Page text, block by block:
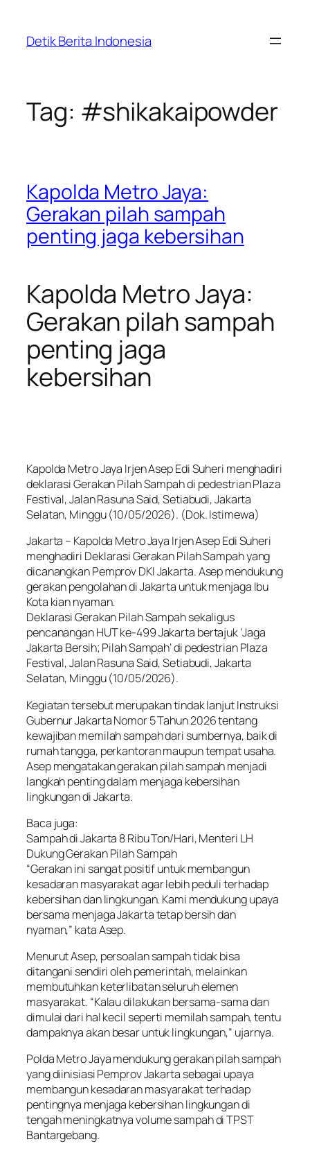
content
Detik Berita Indonesia
Tag: #shikakaipowder
Kapolda Metro Jaya:
Gerakan pilah sampah
penting jaga kebersihan
Kapolda Metro Jaya:
Gerakan pilah sampah
penting jaga
kebersihan
Kapolda Metro Jaya Irjen Asep Edi Suheri menghadiri
deklarasi Gerakan Pilah Sampah di pedestrian Plaza
Festival, Jalan Rasuna Said, Setiabudi, Jakarta
Selatan, Minggu (10/05/2026). (Dok. Istimewa)
Jakarta – Kapolda Metro Jaya Irjen Asep Edi Suheri
menghadiri Deklarasi Gerakan Pilah Sampah yang
dicanangkan Pemprov DKI Jakarta. Asep mendukung
gerakan pengolahan di Jakarta untuk menjaga Ibu
Kota kian nyaman.
Deklarasi Gerakan Pilah Sampah sekaligus
pencanangan HUT ke-499 Jakarta bertajuk ‘Jaga
Jakarta Bersih; Pilah Sampah’ di pedestrian Plaza
Festival, Jalan Rasuna Said, Setiabudi, Jakarta
Selatan, Minggu (10/05/2026).
Kegiatan tersebut merupakan tindak lanjut Instruksi
Gubernur Jakarta Nomor 5 Tahun 2026 tentang
kewajiban memilah sampah dari sumbernya, baik di
rumah tangga, perkantoran maupun tempat usaha.
Asep mengatakan gerakan pilah sampah menjadi
langkah penting dalam menjaga kebersihan
lingkungan di Jakarta.
Baca juga:
Sampah di Jakarta 8 Ribu Ton/Hari, Menteri LH
Dukung Gerakan Pilah Sampah
“Gerakan ini sangat positif untuk membangun
kesadaran masyarakat agar lebih peduli terhadap
kebersihan dan lingkungan. Kami mendukung upaya
bersama menjaga Jakarta tetap bersih dan
nyaman,” kata Asep.
Menurut Asep, persoalan sampah tidak bisa
ditangani sendiri oleh pemerintah, melainkan
membutuhkan keterlibatan seluruh elemen
masyarakat. “Kalau dilakukan bersama-sama dan
dimulai dari hal kecil seperti memilah sampah, tentu
dampaknya akan besar untuk lingkungan,” ujarnya.
Polda Metro Jaya mendukung gerakan pilah sampah
yang diinisiasi Pemprov Jakarta sebagai upaya
membangun kesadaran masyarakat terhadap
pentingnya menjaga kebersihan lingkungan di
tengah meningkatnya volume sampah di TPST
Bantargebang.